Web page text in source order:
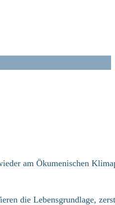
am Ökumenischen
die Lebensgrundlage,